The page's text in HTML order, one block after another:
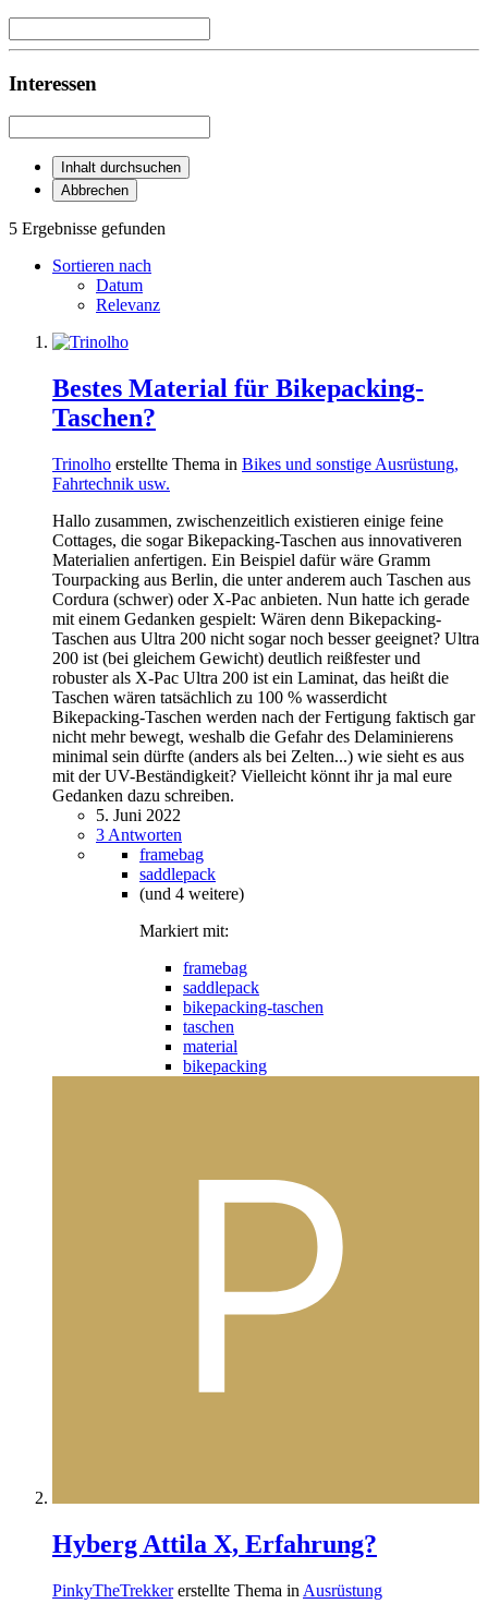
Interessen
Inhalt durchsuchen
Abbrechen
5 Ergebnisse gefunden
Sortieren nach
Datum
Relevanz
Bestes Material für Bikepacking-
Taschen?
Trinolho erstellte Thema in Bikes und sonstige Ausrüstung,
Fahrtechnik usw.
Hallo zusammen, zwischenzeitlich existieren einige feine
Cottages, die sogar Bikepacking-Taschen aus innovativeren
Materialien anfertigen. Ein Beispiel dafür wäre Gramm
Tourpacking aus Berlin, die unter anderem auch Taschen aus
Cordura (schwer) oder X-Pac anbieten. Nun hatte ich gerade
mit einem Gedanken gespielt: Wären denn Bikepacking-
Taschen aus Ultra 200 nicht sogar noch besser geeignet? Ultra
200 ist (bei gleichem Gewicht) deutlich reißfester und
robuster als X-Pac Ultra 200 ist ein Laminat, das heißt die
Taschen wären tatsächlich zu 100 % wasserdicht
Bikepacking-Taschen werden nach der Fertigung faktisch gar
nicht mehr bewegt, weshalb die Gefahr des Delaminierens
minimal sein dürfte (anders als bei Zelten...) wie sieht es aus
mit der UV-Beständigkeit? Vielleicht könnt ihr ja mal eure
Gedanken dazu schreiben.
5. Juni 2022
3 Antworten
framebag
saddlepack
(und 4 weitere)
Markiert mit:
framebag
saddlepack
bikepacking-taschen
taschen
material
bikepacking
Hyberg Attila X, Erfahrung?
PinkyTheTrekkererstellte Thema in Ausrüstung